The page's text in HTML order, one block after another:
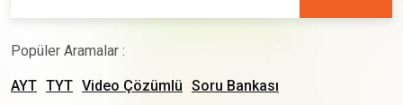
Popüler Aramalar :
AYT TYT Video Çözümlü Soru Bankası